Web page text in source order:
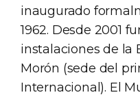
inaugurado
1962. Desde 2001
instalaciones de la
Morón (sede del
Internacional). El